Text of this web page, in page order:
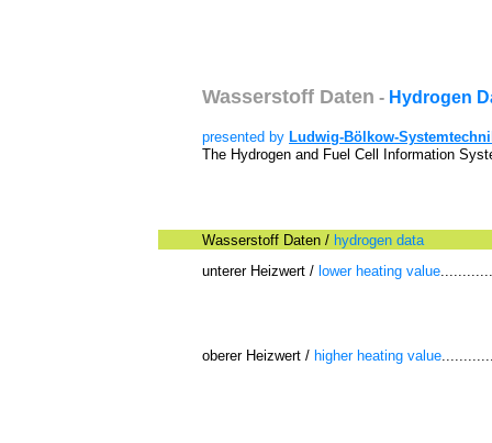
Wasserstoff Daten - Hydrogen
presented by Ludwig-Bölkow-
The Hydrogen and Fuel Cell Information
Wasserstoff Daten / hydrogen data
unterer Heizwert / lower heating value
oberer Heizwert / higher heating value